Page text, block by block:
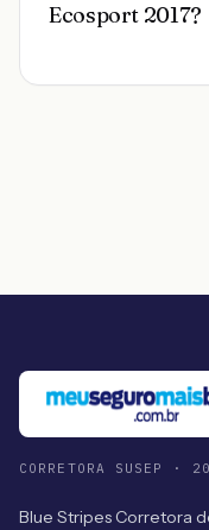
Ecosport 2017?
CORRETORA SUSEP ·
Blue Stripes Corretora